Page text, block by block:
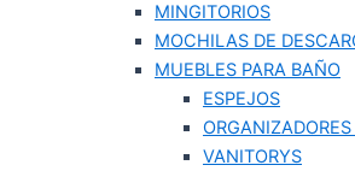
MINGITORIOS
MOCHILAS DE
MUEBLES PARA BAÑO
ESPEJOS
VANITORYS